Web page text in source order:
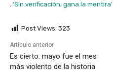
. ‘Sin verificación, gana la mentira’
Post Views: 323
Artículo anterior
Es cierto: mayo fue el mes
más violento de la historia